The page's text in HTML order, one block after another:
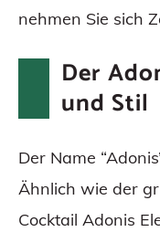
nehmen Sie sich
Der
und Stil
Der Name
Ähnlich wie der
Cocktail Adonis